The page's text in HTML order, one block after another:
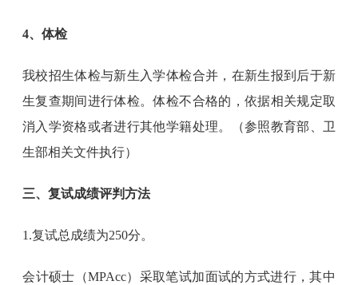
4、体检
我校招生体检与新生入学体检合并，在新生报到后于新
生复查期间进行体检。体检不合格的，依据相关规定取
消入学资格或者进行其他学籍处理。（参照教育部、卫
生部相关文件执行）
三、复试成绩评判方法
1.复试总成绩为250分。
会计硕士（MPAcc）采取笔试加面试的方式进行，其中